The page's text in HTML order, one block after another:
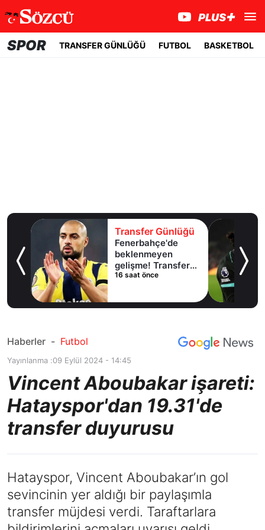
SPOR TRANSFER GÜNLÜĞÜ FUTBOL BASKETBOL
Transfer Günlüğü
Fenerbahçe'de
beklenmeyen
gelişme! Transfer
iptal oldu
16 saat önce
Haberler - Futbol
Yayınlanma :09 Eylül 2024 - 14:45
Vincent Aboubakar işareti:
Hatayspor'dan 19.31'de
transfer duyurusu
Hatayspor, Vincent Aboubakar’ın gol
sevincinin yer aldığı bir paylaşımla
transfer müjdesi verdi. Taraftarlara